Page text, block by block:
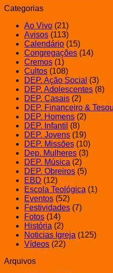
Categorias
Ao Vivo (21)
Avisos (113)
Calendário (15)
Congregações (14)
Cremos (1)
Cultos (108)
DEP. Ação Social (3)
DEP. Adolescentes (8)
DEP. Casais (2)
DEP. Financeiro &
DEP. Homens (2)
DEP. Infantil (8)
DEP. Jovens (19)
DEP. Missões (10)
Dep. Mulheres (3)
DEP. Música (2)
DEP. Obreiros (5)
EBD (12)
Escola Teológica (1)
Eventos (52)
Festividades (7)
Fotos (14)
História (2)
Noticias Igreja (125)
Vídeos (22)
Arquivos